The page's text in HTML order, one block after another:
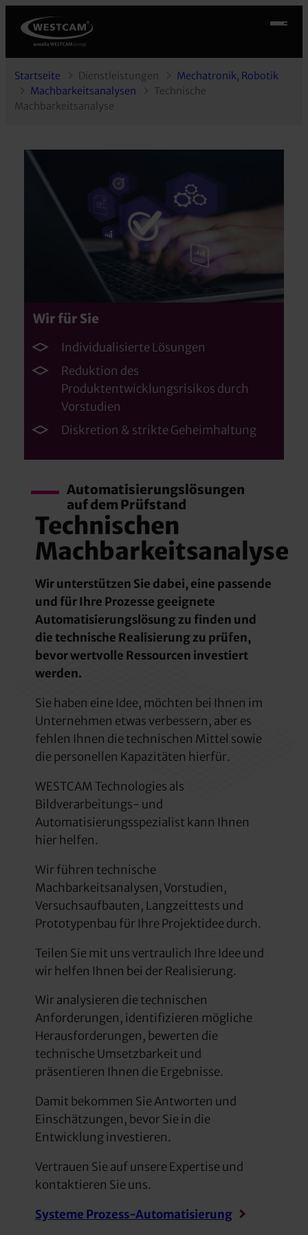
Startseite Dienstleistungen
Mechatronik, Robotik
Machbarkeitsanalysen
Technische
Machbarkeitsanalyse
Wir für Sie
Individualisierte Lösungen
Reduktion des
Produktentwicklungsrisikos durch
Vorstudien
Diskretion & strikte Geheimhaltung
Automatisierungslösungen
auf dem Prüfstand
Technischen
Machbarkeitsanalyse
Wir unterstützen Sie dabei, eine passende
und für Ihre Prozesse geeignete
Automatisierungslösung zu finden und
die technische Realisierung zu prüfen,
bevor wertvolle Ressourcen investiert
werden.
Sie haben eine Idee, möchten bei Ihnen im
Unternehmen etwas verbessern, aber es
fehlen Ihnen die technischen Mittel sowie
die personellen Kapazitäten hierfür.
WESTCAM Technologies als
Bildverarbeitungs- und
Automatisierungsspezialist kann Ihnen
hier helfen.
Wir führen technische
Machbarkeitsanalysen, Vorstudien,
Versuchsaufbauten, Langzeittests und
Prototypenbau für Ihre Projektidee durch.
Teilen Sie mit uns vertraulich Ihre Idee und
wir helfen Ihnen bei der Realisierung.
Wir analysieren die technischen
Anforderungen, identifizieren mögliche
Herausforderungen, bewerten die
technische Umsetzbarkeit und
präsentieren Ihnen die Ergebnisse.
Damit bekommen Sie Antworten und
Einschätzungen, bevor Sie in die
Entwicklung investieren.
Vertrauen Sie auf unsere Expertise und
kontaktieren Sie uns.
Systeme Prozess-Automatisierung